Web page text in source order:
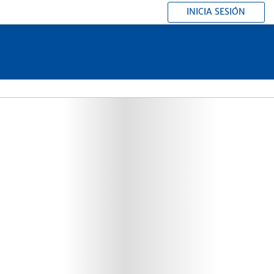
INICIA SESIÓN